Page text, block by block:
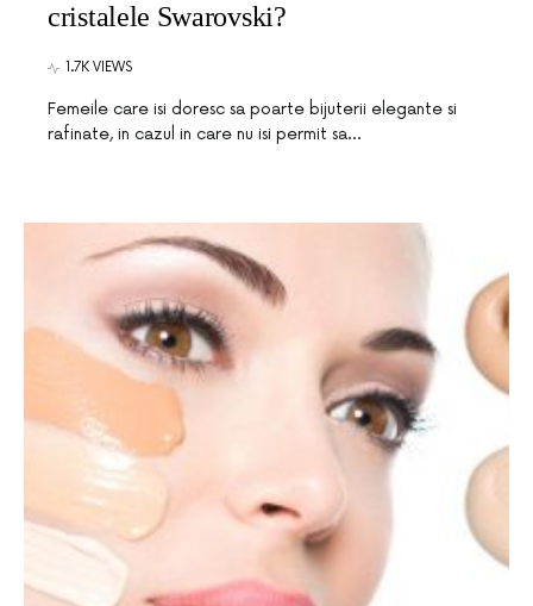
cristalele Swarovski?
1.7K VIEWS
Femeile care isi doresc sa poarte bijuterii elegante si
rafinate, in cazul in care nu isi permit sa…